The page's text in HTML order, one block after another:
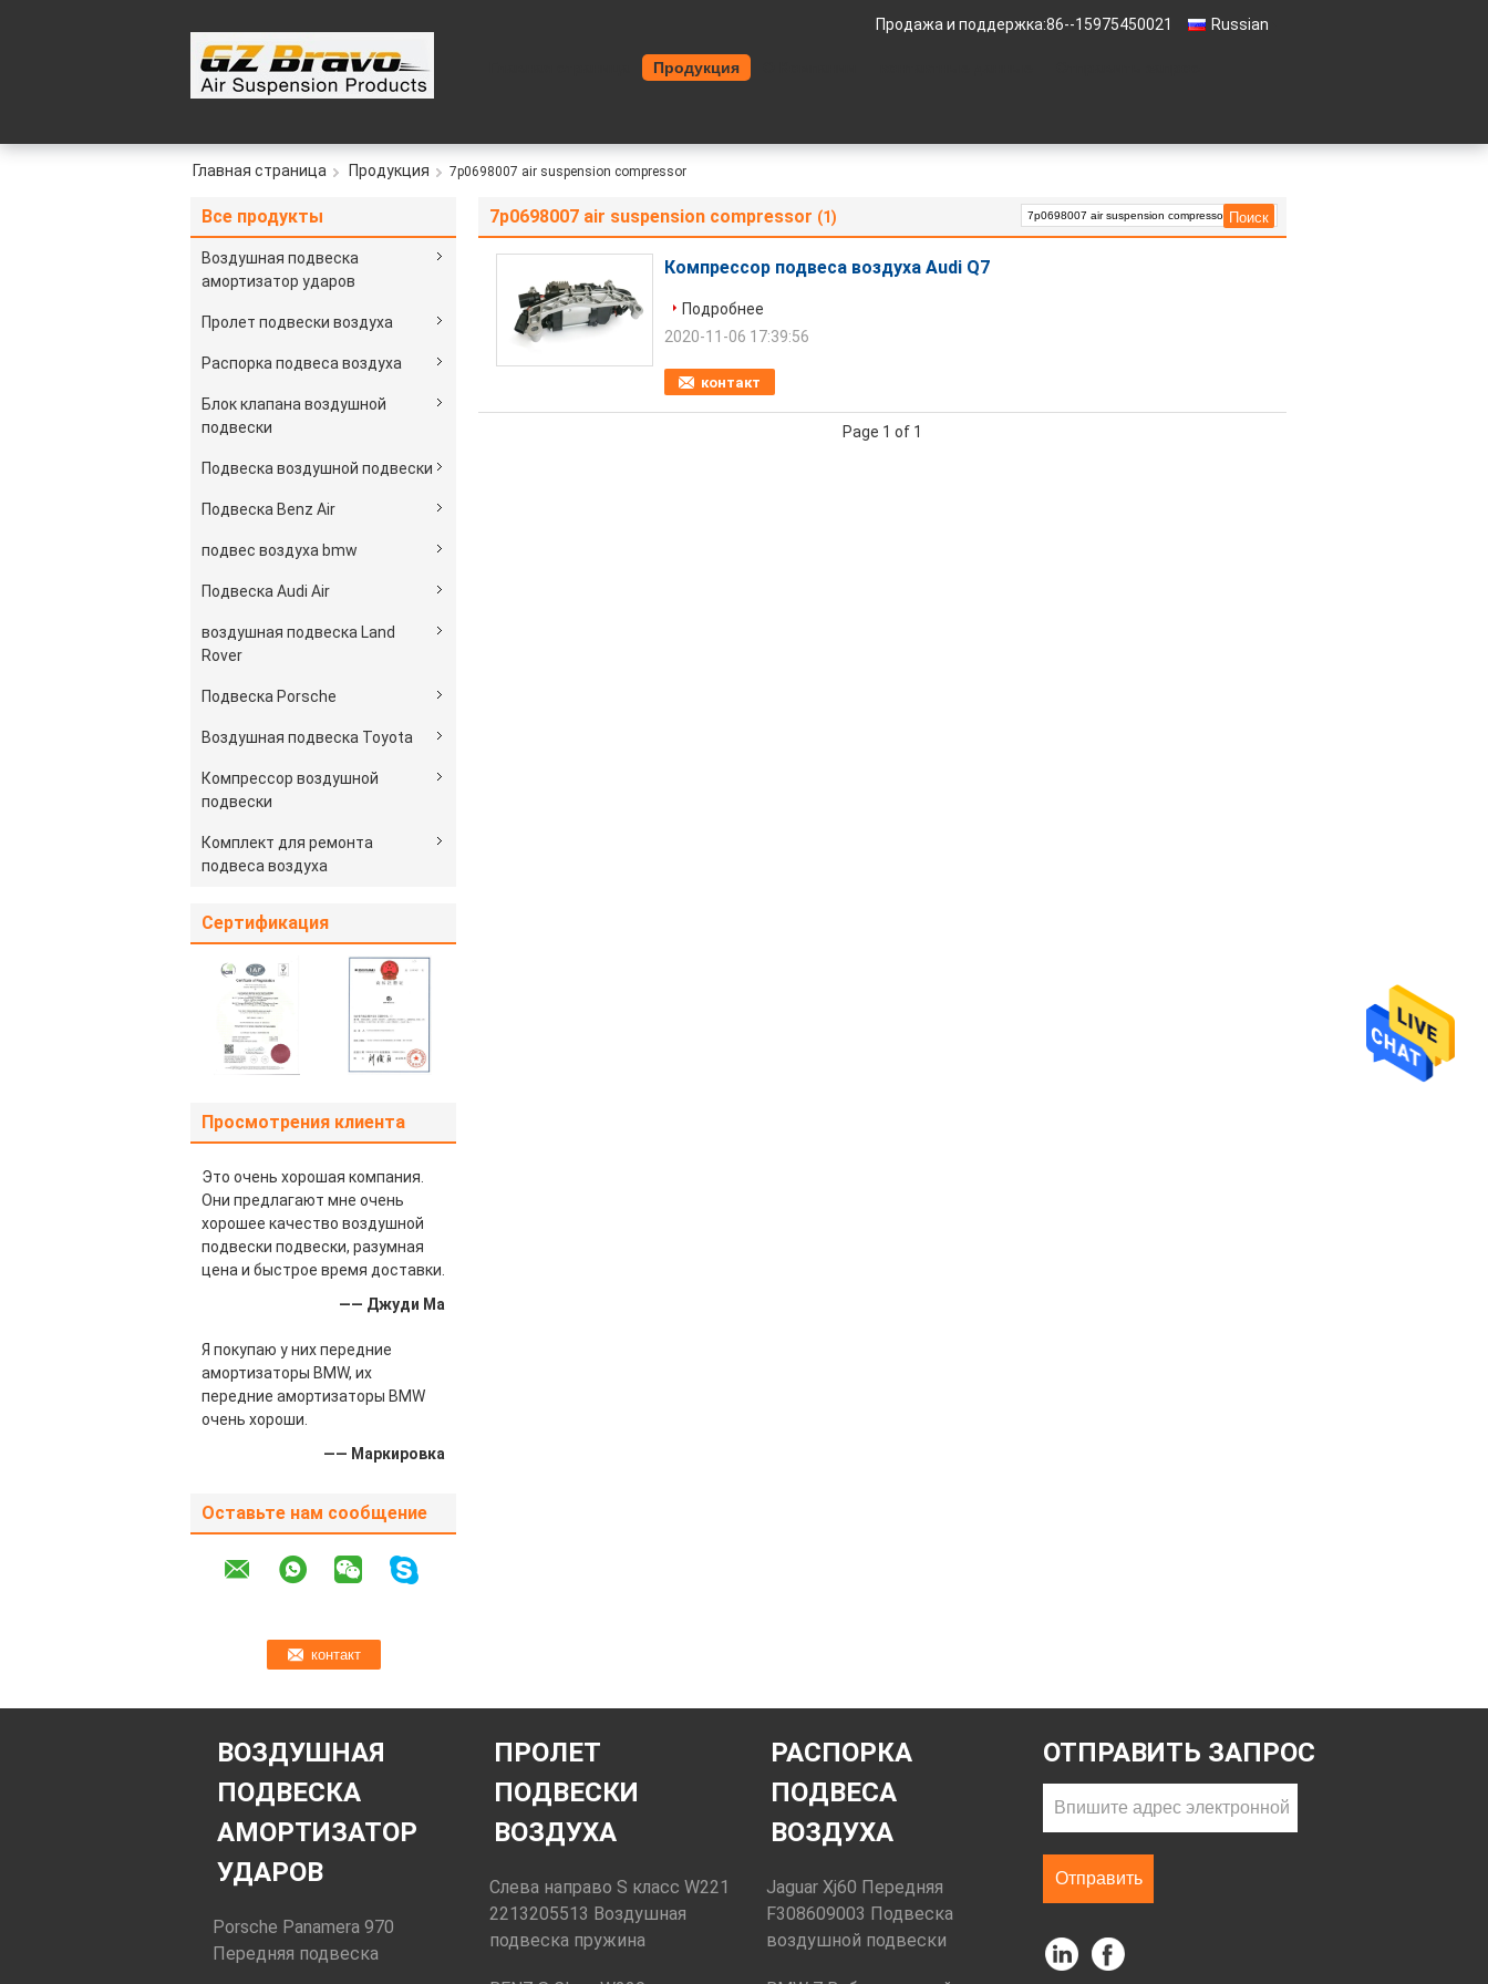
Russian
Продажа и поддержка:86--15975450021
Продукция
Главная страница Продукция 7p0698007 air suspension compressor
Все продукты
Воздушная подвеска
амортизатор ударов
Пролет подвески воздуха
Распорка подвеса воздуха
Блок клапана воздушной
подвески
Подвеска воздушной подвески
Подвеска Benz Air
подвес воздуха bmw
Подвеска Audi Air
воздушная подвеска Land
Rover
Подвеска Porsche
Воздушная подвеска Toyota
Компрессор воздушной
подвески
Комплект для ремонта
подвеса воздуха
Сертификация
Просмотрения клиента
Это очень хорошая компания.
Они предлагают мне очень
хорошее качество воздушной
подвески подвески, разумная
цена и быстрое время доставки.
—— Джуди Ма
Я покупаю у них передние
амортизаторы BMW, их
передние амортизаторы BMW
очень хороши.
—— Маркировка
Оставьте нам сообщение
7p0698007 air suspension compressor (1)
Компрессор подвеса воздуха Audi Q7
контакт
Подробнее
2020-11-06 17:39:56
Page 1 of 1
ВОЗДУШНАЯ
ПОДВЕСКА
АМОРТИЗАТОР
УДАРОВ
Porsche Panamera 970
Передняя подвеска
ПРОЛЕТ
ПОДВЕСКИ
ВОЗДУХА
Слева направо S класс W221
2213205513 Воздушная
подвеска пружина
РАСПОРКА
ПОДВЕСА
ВОЗДУХА
Jaguar Xj60 Передняя
F308609003 Подвеска
воздушной подвески
ОТПРАВИТЬ ЗАПРОС
Отправить